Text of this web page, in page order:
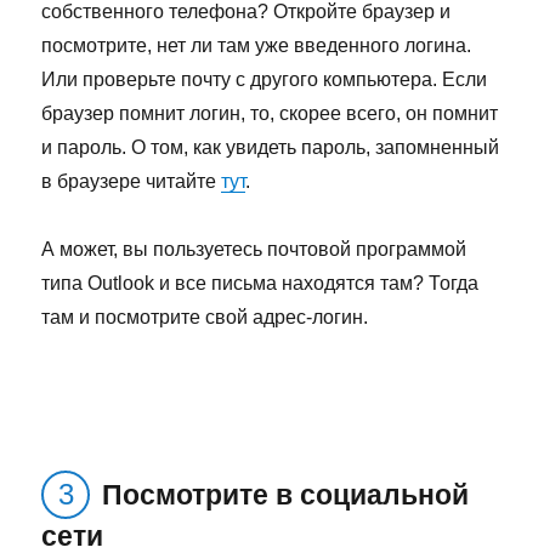
собственного телефона? Откройте браузер и
посмотрите, нет ли там уже введенного логина.
Или проверьте почту с другого компьютера. Если
браузер помнит логин, то, скорее всего, он помнит
и пароль. О том, как увидеть пароль, запомненный
в браузере читайтетут.
А может, вы пользуетесь почтовой программой
типа Outlook и все письма находятся там? Тогда
там и посмотрите свой адрес-логин.
Посмотрите в социальной
сети